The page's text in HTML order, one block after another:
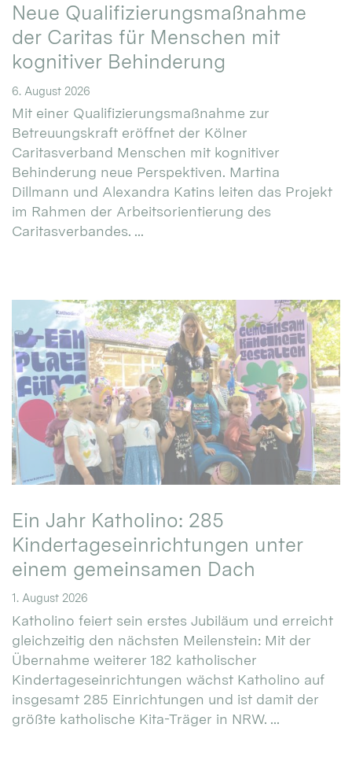
Neue Qualifizierungsmaßnahme
der Caritas für Menschen mit
kognitiver Behinderung
6. August 2026
Mit einer Qualifizierungsmaßnahme zur
Betreuungskraft eröffnet der Kölner
Caritasverband Menschen mit kognitiver
Behinderung neue Perspektiven. Martina
Dillmann und Alexandra Katins leiten das Projekt
im Rahmen der Arbeitsorientierung des
Caritasverbandes. ...
Ein Jahr Katholino: 285
Kindertageseinrichtungen unter
einem gemeinsamen Dach
1. August 2026
Katholino feiert sein erstes Jubiläum und erreicht
gleichzeitig den nächsten Meilenstein: Mit der
Übernahme weiterer 182 katholischer
Kindertageseinrichtungen wächst Katholino auf
insgesamt 285 Einrichtungen und ist damit der
größte katholische Kita-Träger in NRW. ...